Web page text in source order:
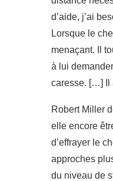
d’aide, j’ai
Lorsque le
menaçant. Il
à lui
caresse. […] Il
Robert Miller
elle encore
d’effrayer le
approches
du niveau de